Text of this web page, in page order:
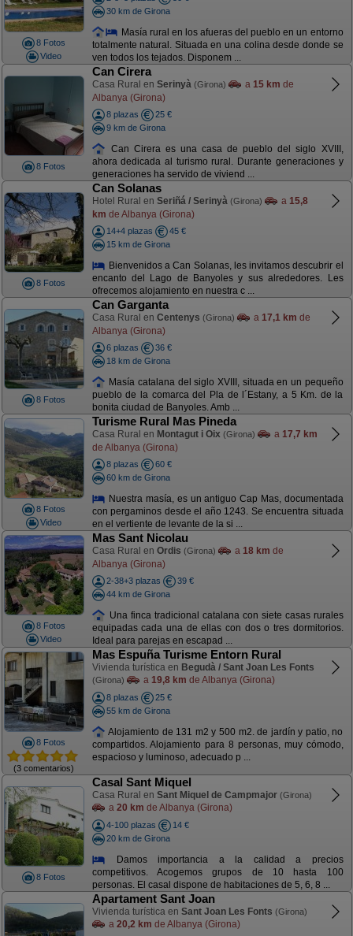
8 Fotos
Video
30 km de Girona
Masía rural en los afueras del pueblo en un entorno
totalmente natural. Situada en una colina desde donde se
ven todos los tejados. Disponem ...
8 Fotos
Can Cirera
Casa Rural en Serinyà (Girona) a 15 km de
Albanya (Girona)
8 plazas
25 €
9 km de Girona
Can Cirera es una casa de pueblo del siglo XVIII,
ahora dedicada al turismo rural. Durante generaciones y
generaciones ha servido de viviend ...
8 Fotos
Can Solanas
Hotel Rural en Seriñá / Serinyà (Girona) a 15,8
km de Albanya (Girona)
14+4 plazas
45 €
15 km de Girona
Bienvenidos a Can Solanas, les invitamos descubrir el
encanto del Lago de Banyoles y sus alrededores. Les
ofrecemos alojamiento en nuestra c ...
8 Fotos
Can Garganta
Casa Rural en Centenys (Girona) a 17,1 km de
Albanya (Girona)
6 plazas
36 €
18 km de Girona
Masía catalana del siglo XVIII, situada en un pequeño
pueblo de la comarca del Pla de l´Estany, a 5 Km. de la
bonita ciudad de Banyoles. Amb ...
8 Fotos
Video
Turisme Rural Mas Pineda
Casa Rural en Montagut i Oix (Girona) a 17,7 km
de Albanya (Girona)
8 plazas
60 €
60 km de Girona
Nuestra masía, es un antiguo Cap Mas, documentada
con pergaminos desde el año 1243. Se encuentra situada
en el vertiente de levante de la si ...
8 Fotos
Video
Mas Sant Nicolau
Casa Rural en Ordis (Girona) a 18 km de
Albanya (Girona)
2-38+3 plazas
39 €
44 km de Girona
Una finca tradicional catalana con siete casas rurales
equipadas cada una de ellas con dos o tres dormitorios.
Ideal para parejas en escapad ...
8 Fotos
(3 comentarios)
Mas Espuña Turisme Entorn Rural
Vivienda turística en Begudà / Sant Joan Les Fonts
(Girona) a 19,8 km de Albanya (Girona)
8 plazas
25 €
55 km de Girona
Alojamiento de 131 m2 y 500 m2. de jardín y patio, no
compartidos. Alojamiento para 8 personas, muy cómodo,
espacioso y luminoso, adecuado p ...
8 Fotos
Casal Sant Miquel
Casa Rural en Sant Miquel de Campmajor (Girona)
a 20 km de Albanya (Girona)
4-100 plazas
14 €
20 km de Girona
Damos importancia a la calidad a precios
competitivos. Acogemos grupos de 10 hasta 100
personas. El casal dispone de habitaciones de 5, 6, 8 ...
Apartament Sant Joan
Vivienda turística en Sant Joan Les Fonts (Girona)
a 20,2 km de Albanya (Girona)